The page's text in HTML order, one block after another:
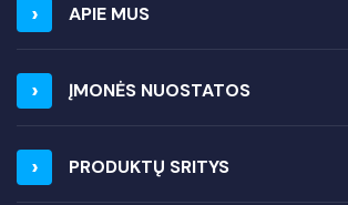
APIE MUS
ĮMONĖS NUOSTATOS
PRODUKTŲ SRITYS